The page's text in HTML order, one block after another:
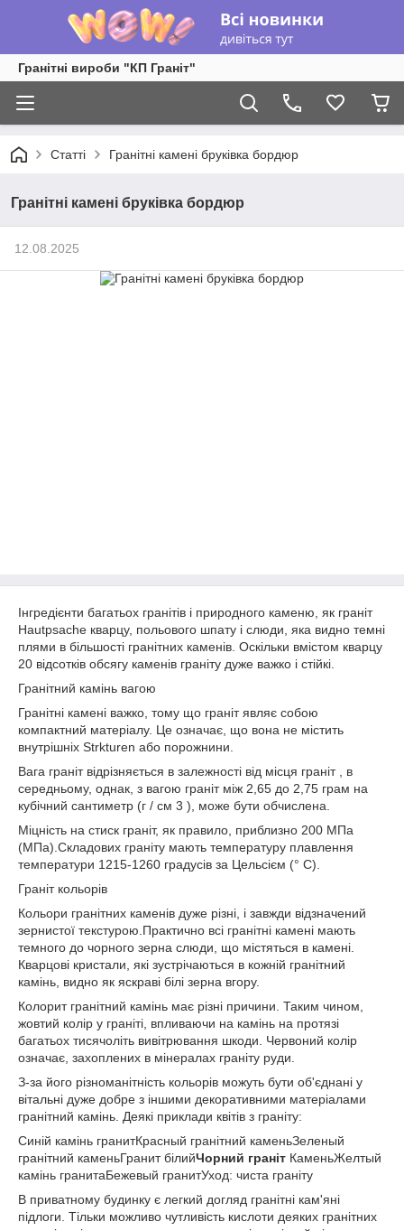
Гранітні вироби "КП Граніт"
Статті Гранітні камені бруківка бордюр
Гранітні камені бруківка бордюр
12.08.2025
Інгредієнти багатьох гранітів і природного каменю, як граніт
Hautpsache кварцу, польового шпату і слюди, яка видно темні
плями в більшості гранітних каменів. Оскільки вмістом кварцу
20 відсотків обсягу каменів граніту дуже важко і стійкі.
Гранітний камінь вагою
Гранітні камені важко, тому що граніт являє собою
компактний матеріалу. Це означає, що вона не містить
внутрішніх Strkturen або порожнини.
Вага граніт відрізняється в залежності від місця граніт , в
середньому, однак, з вагою граніт між 2,65 до 2,75 грам на
кубічний сантиметр (г / см 3 ), може бути обчислена.
Міцність на стиск граніт, як правило, приблизно 200 МПа
(МПа).Складових граніту мають температуру плавлення
температури 1215-1260 градусів за Цельсієм (° C).
Граніт кольорів
Кольори гранітних каменів дуже різні, і завжди відзначений
зернистої текстурою.Практично всі гранітні камені мають
темного до чорного зерна слюди, що містяться в камені.
Кварцові кристали, які зустрічаються в кожній гранітний
камінь, видно як яскраві білі зерна вгору.
Колорит гранітний камінь має різні причини. Таким чином,
жовтий колір у граніті, впливаючи на камінь на протязі
багатьох тисячоліть вивітрювання шкоди. Червоний колір
означає, захоплених в мінералах граніту руди.
З-за його різноманітність кольорів можуть бути об'єднані у
вітальні дуже добре з іншими декоративними матеріалами
гранітний камінь. Деякі приклади квітів з граніту:
Синій камінь гранитКрасный гранітний каменьЗеленый
гранітний каменьГранит білийЧорний граніт КаменьЖелтый
камінь гранитаБежевый гранитУход: чиста граніту
В приватному будинку є легкий догляд гранітні кам'яні
підлоги. Тільки можливо чутливість кислоти деяких гранітних